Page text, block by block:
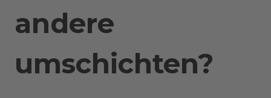
andere
umschichten?